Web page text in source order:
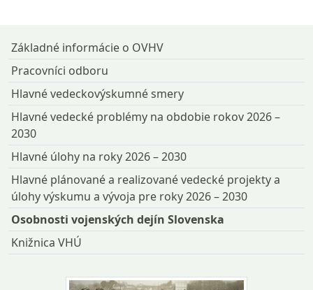
Základné informácie o OVHV
Pracovníci odboru
Hlavné vedeckovýskumné smery
Hlavné vedecké problémy na obdobie rokov 2026 –
2030
Hlavné úlohy na roky 2026 – 2030
Hlavné plánované a realizované vedecké projekty a
úlohy výskumu a vývoja pre roky 2026 – 2030
Osobnosti vojenských dejín Slovenska
Knižnica VHÚ